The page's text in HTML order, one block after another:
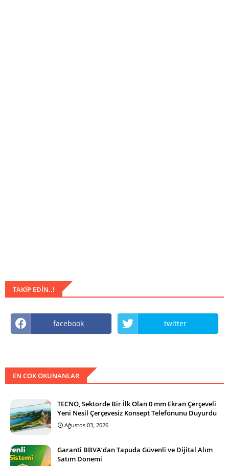
TAKIP EDIN..!
facebook twitter
EN COK OKUNANLAR
TECNO, Sektörde Bir İlk Olan 0 mm Ekran Çerçeveli
Yeni Nesil Çerçevesiz Konsept Telefonunu Duyurdu
Ağustos 03, 2026
Garanti BBVA’dan Tapuda Güvenli ve Dijital Alım
Satım Dönemi